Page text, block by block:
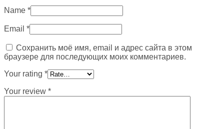
Name *
Email *
Сохранить моё имя, email и адрес сайта в этом
браузере для последующих моих комментариев.
Your rating *
Your review *